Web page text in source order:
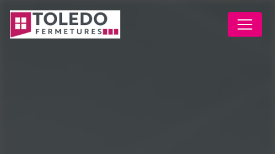
Panneau de gestion des cookies